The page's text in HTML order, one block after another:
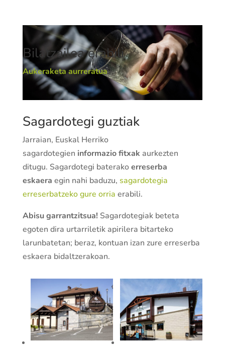
Bilatzailea erabili
Aukeraketa aurreratua
Sagardotegi guztiak
Jarraian, Euskal Herriko
sagardotegien informazio fitxak aurkezten
ditugu. Sagardotegi baterakoerreserba
eskaera egin nahi baduzu, sagardotegia
erreserbatzeko gure orria erabili.
Abisu garrantzitsua! Sagardotegiak beteta
egoten dira urtarriletik apirilera bitarteko
larunbatetan; beraz, kontuan izan zure erreserba
eskaera bidaltzerakoan.